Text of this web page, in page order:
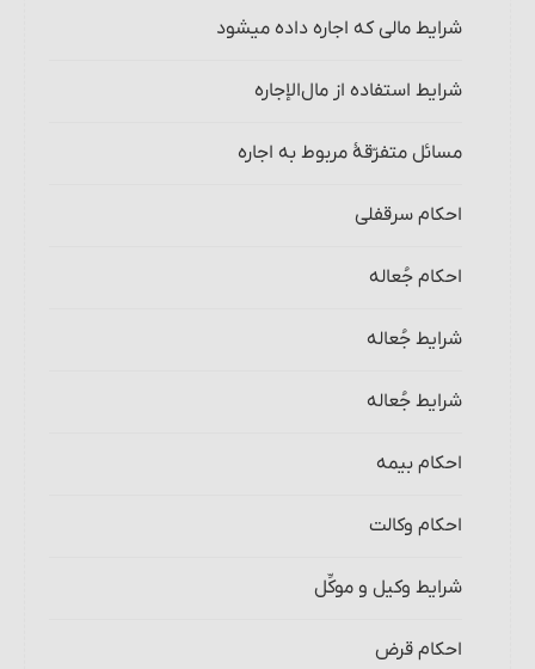
شرایط مالی که اجاره داده می‏شود
شرایط استفاده از مال‌الإجاره
مسائل متفرّقۀ مربوط به اجاره
احکام سرقفلی
احکام جُعاله
شرایط جُعاله‏
شرایط جُعاله‏
احکام بیمه
احکام وکالت
شرایط وکیل و موکِّل
احکام قرض